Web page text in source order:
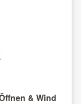
& Wind